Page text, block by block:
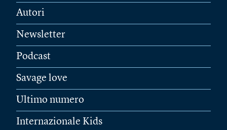
Autori
Newsletter
Podcast
Savage love
Ultimo numero
Internazionale Kids